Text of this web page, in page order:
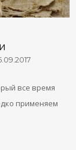
все время
применяем